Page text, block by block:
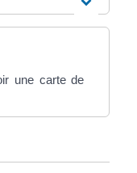
une carte de